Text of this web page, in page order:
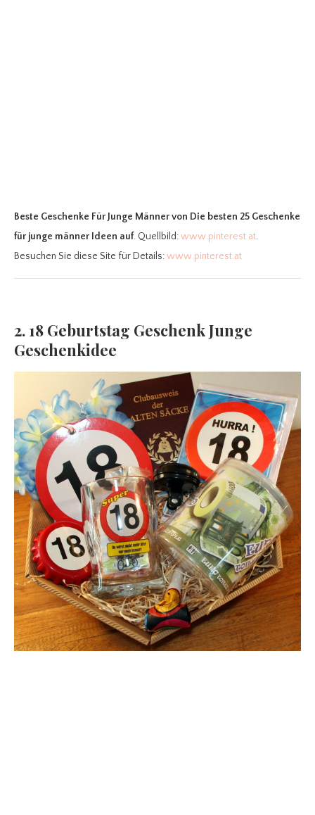
Beste Geschenke Für Junge Männervon Die besten 25 Geschenke
für junge männer Ideen auf. Quellbild:www.pinterest.at.
Besuchen Sie diese Site für Details:www.pinterest.at
2. 18 Geburtstag Geschenk Junge
Geschenkidee